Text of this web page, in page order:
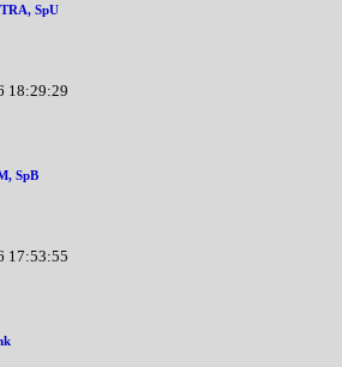
SpU
18:29:29
SpB
17:53:55